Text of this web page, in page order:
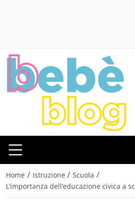
Home / Istruzione / Scuola /
L’importanza dell’educazione civica a